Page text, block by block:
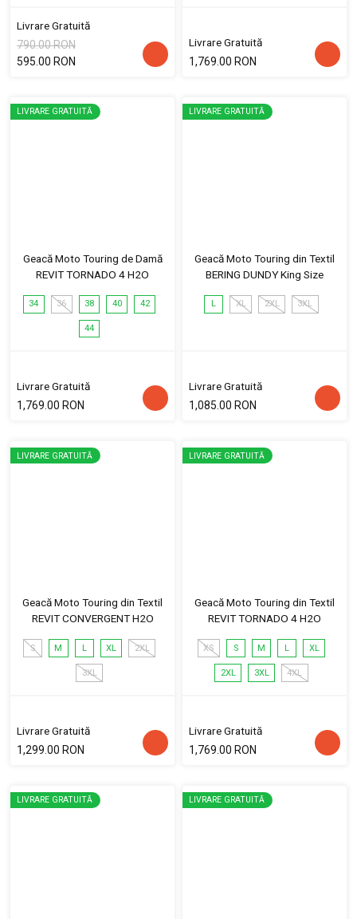
Livrare Gratuită
790.00 RON
595.00 RON
Livrare Gratuită
1,769.00 RON
LIVRARE GRATUITĂ
Geacă Moto Touring de Damă
REVIT TORNADO 4 H2O
34 36 38 40 42
44
Livrare Gratuită
1,769.00 RON
LIVRARE GRATUITĂ
Geacă Moto Touring din Textil
BERING DUNDY King Size
L XL 2XL 3XL
Livrare Gratuită
1,085.00 RON
LIVRARE GRATUITĂ
Geacă Moto Touring din Textil
REVIT CONVERGENT H2O
S M L XL 2XL
3XL
Livrare Gratuită
1,299.00 RON
LIVRARE GRATUITĂ
Geacă Moto Touring din Textil
REVIT TORNADO 4 H2O
XS S M L XL
2XL 3XL 4XL
Livrare Gratuită
1,769.00 RON
LIVRARE GRATUITĂ LIVRARE GRATUITĂ